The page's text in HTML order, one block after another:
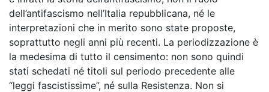
dell’antifascismo nell’Italia repubblicana, né le
interpretazioni che in merito sono state proposte,
soprattutto negli anni più recenti. La periodizzazione è
la medesima di tutto il censimento: non sono quindi
stati schedati né titoli sul periodo precedente alle
“leggi fascistissime”, né sulla Resistenza. Non si